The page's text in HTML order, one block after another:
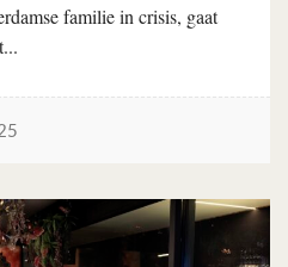
familie in crisis, gaat